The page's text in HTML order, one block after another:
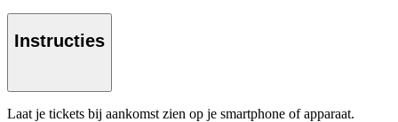
Instructies
Laat je tickets bij aankomst zien op je smartphone of apparaat.